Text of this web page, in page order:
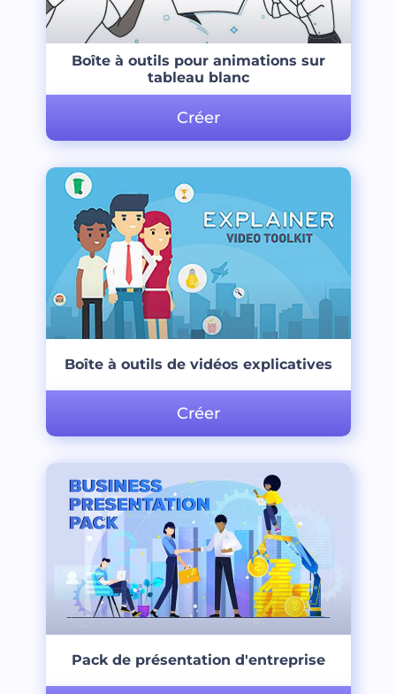
Boîte à outils pour animations sur
tableau blanc
Créer
Boîte à outils de vidéos explicatives
Créer
Pack de présentation d'entreprise